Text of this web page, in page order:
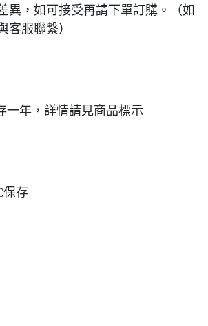
異，如可接受再請下單訂購。（如
客服聯繫）
一年，詳情請見商品標示
保存